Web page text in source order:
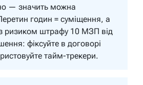
— значить можна
годин = суміщення, а
ризиком штрафу 10 МЗП від
фіксуйте в договорі
тайм-трекери.